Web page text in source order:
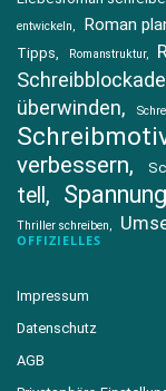
entwickeln
Roman
Tipps
Romanstruktur
überwinden
verbessern
tell
Thriller schreiben
OFFIZIELLES
Impressum
Datenschutz
AGB